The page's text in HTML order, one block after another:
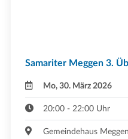
Samariter Meggen 3.
Mo, 30. März 2026
20:00 - 22:00 Uhr
Gemeindehaus